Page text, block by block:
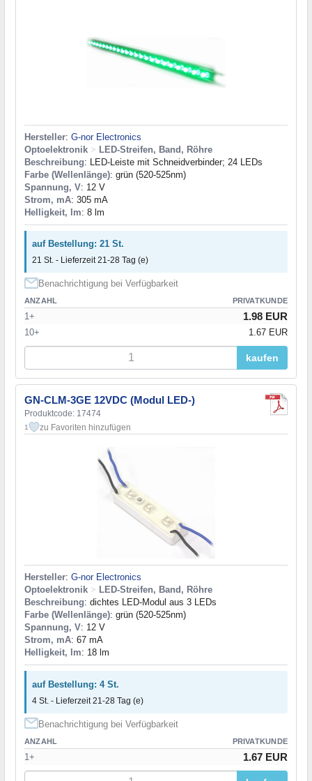
Hersteller: G-nor Electronics
Optoelektronik > LED-Streifen, Band, Röhre
Beschreibung: LED-Leiste mit Schneidverbinder; 24 LEDs
Farbe (Wellenlänge): grün (520-525nm)
Spannung, V: 12 V
Strom, mA: 305 mA
Helligkeit, lm: 8 lm
auf Bestellung: 21 St.
21 St. - Lieferzeit 21-28 Tag (e)
Benachrichtigung bei Verfügbarkeit
ANZAHL PRIVATKUNDE
1+ 1.98 EUR
10+ 1.67 EUR
kaufen
GN-CLM-3GE 12VDC (Modul LED-)
Produktcode: 17474
1 zu Favoriten hinzufügen
Hersteller: G-nor Electronics
Optoelektronik > LED-Streifen, Band, Röhre
Beschreibung: dichtes LED-Modul aus 3 LEDs
Farbe (Wellenlänge): grün (520-525nm)
Spannung, V: 12 V
Strom, mA: 67 mA
Helligkeit, lm: 18 lm
auf Bestellung: 4 St.
4 St. - Lieferzeit 21-28 Tag (e)
Benachrichtigung bei Verfügbarkeit
ANZAHL PRIVATKUNDE
1+ 1.67 EUR